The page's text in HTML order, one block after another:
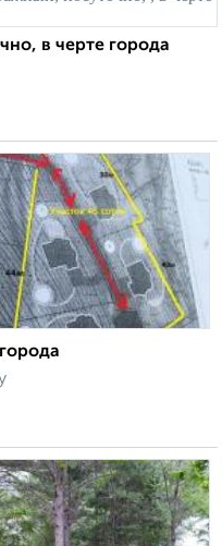
в черте города